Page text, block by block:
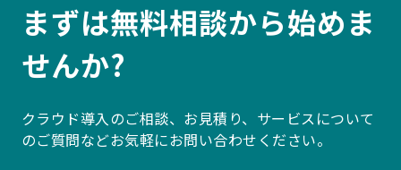
まずは無料相談から始めま
せんか?
クラウド導入のご相談、お見積り、サービスについて
のご質問などお気軽にお問い合わせください。